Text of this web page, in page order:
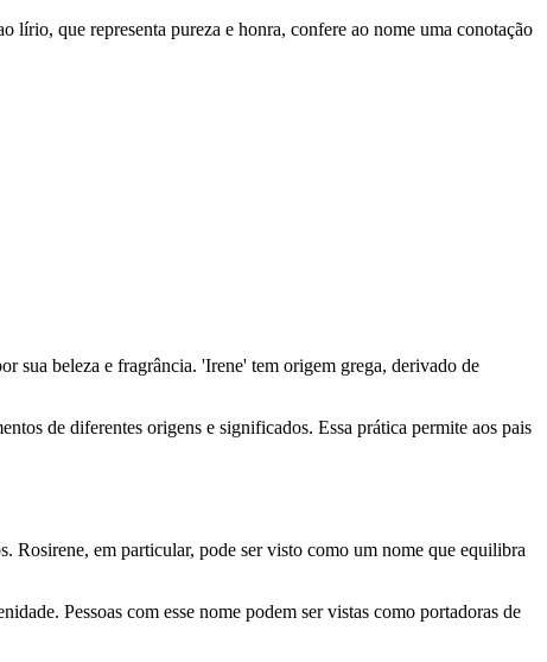
lírio, que representa pureza e honra, confere ao nome uma conotação
sua beleza e fragrância. 'Irene' tem origem grega, derivado de
de diferentes origens e significados. Essa prática permite aos pais
Rosirene, em particular, pode ser visto como um nome que equilibra
Pessoas com esse nome podem ser vistas como portadoras de